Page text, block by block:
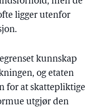
ligger utenfor
kunnskap
og etaten
for at skattepliktige
utgjør den